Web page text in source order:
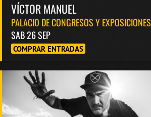
VÍCTOR MANUEL
PALACIO DE CONGRESOS Y EXPOSICIONES
SAB 26 SEP
COMPRAR ENTRADAS